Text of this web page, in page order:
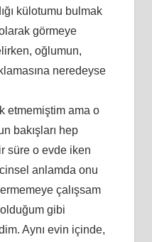
külotumu bulmak
görmeye
oğlumun,
neredeyse
etmemiştim ama o
bakışları hep
süre o evde iken
anlamda onu
çalışsam
gibi
Aynı evin içinde,